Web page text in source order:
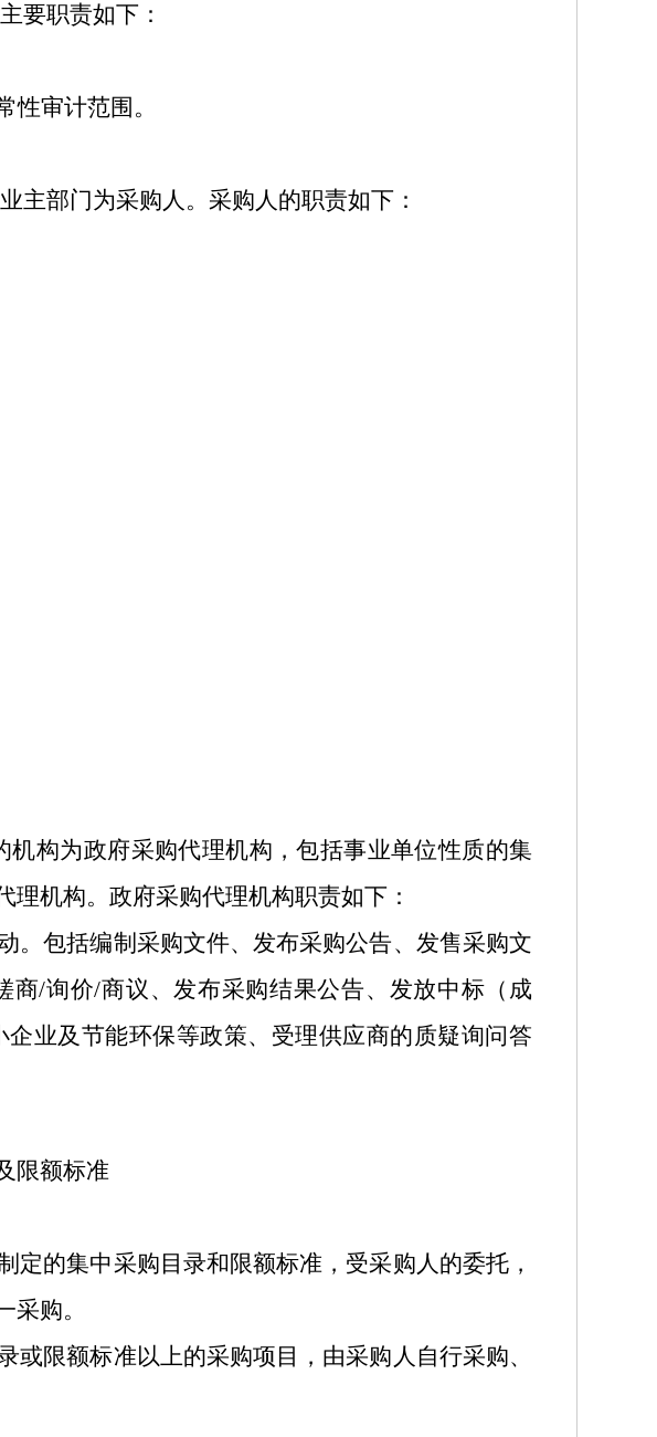
要职责如下：
性审计范围。
主部门为采购人。采购人的职责如下：
构为政府采购代理机构，包括事业单位性质的集
机构。政府采购代理机构职责如下：
。包括编制采购文件、发布采购公告、发售采购文
商/询价/商议、发布采购结果公告、发放中标（成
业及节能环保等政策、受理供应商的质疑询问答
限额标准
定的集中采购目录和限额标准，受采购人的委托，
购。
或限额标准以上的采购项目，由采购人自行采购、